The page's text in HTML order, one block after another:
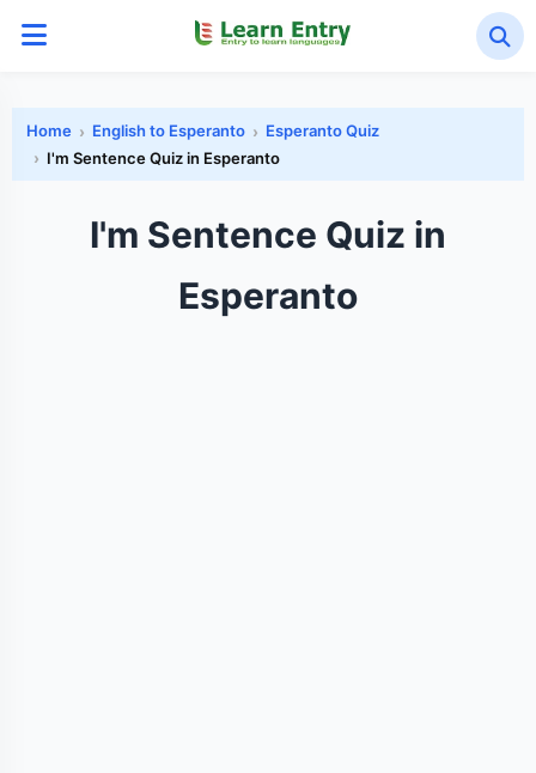
Home English to Esperanto
Esperanto Quiz
I'm Sentence Quiz in Esperanto
I'm Sentence Quiz in
Esperanto